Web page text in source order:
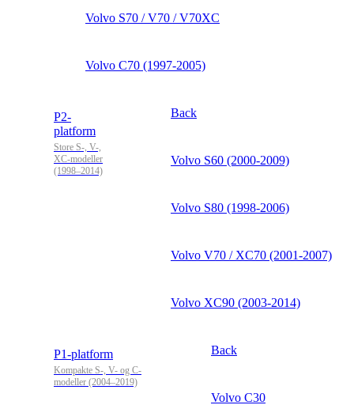
Volvo S70 / V70 / V70XC
Volvo C70 (1997-2005)
P2-
platform
Store S-, V-,
XC-modeller
(1998–2014)
Back
Volvo S60 (2000-2009)
Volvo S80 (1998-2006)
Volvo V70 / XC70 (2001-2007)
Volvo XC90 (2003-2014)
P1-platform
Kompakte S-, V- og C-
modeller (2004–2019)
Back
Volvo C30